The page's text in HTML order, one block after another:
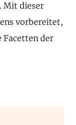
Mit dieser
vorbereitet,
Facetten der